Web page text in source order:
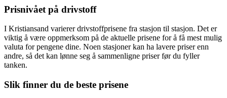
Prisnivået på drivstoff
I Kristiansand varierer drivstoffprisene fra stasjon til stasjon. Det er
viktig å være oppmerksom på de aktuelle prisene for å få mest mulig
valuta for pengene dine. Noen stasjoner kan ha lavere priser enn
andre, så det kan lønne seg å sammenligne priser før du fyller
tanken.
Slik finner du de beste prisene